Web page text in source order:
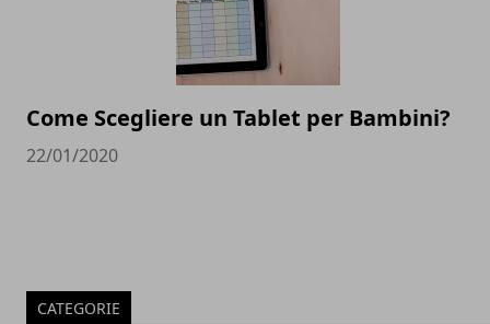
Come Scegliere un Tablet per Bambini?
22/01/2020
CATEGORIE